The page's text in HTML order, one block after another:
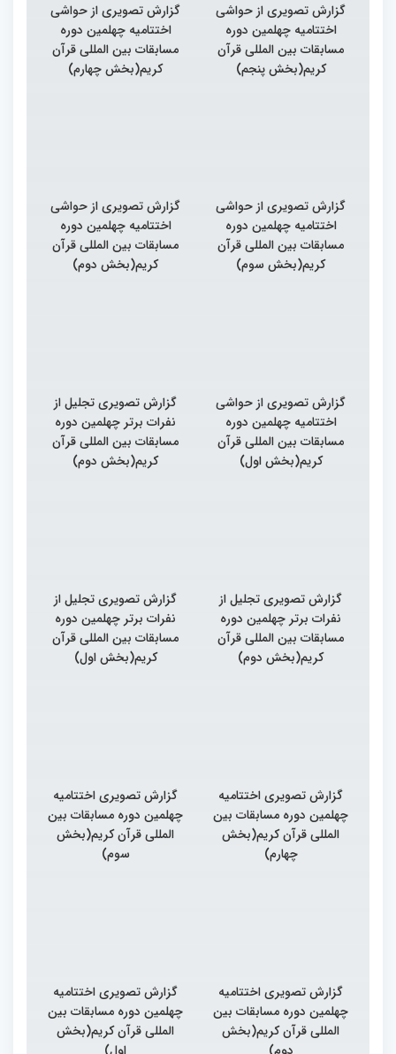
گزارش تصویری از حواشی
اختتامیه چهلمین دوره
مسابقات بین المللی قرآن
کریم(بخش پنجم)
گزارش تصویری از حواشی
اختتامیه چهلمین دوره
مسابقات بین المللی قرآن
کریم(بخش چهارم)
گزارش تصویری از حواشی
اختتامیه چهلمین دوره
مسابقات بین المللی قرآن
کریم(بخش سوم)
گزارش تصویری از حواشی
اختتامیه چهلمین دوره
مسابقات بین المللی قرآن
کریم(بخش دوم)
گزارش تصویری از حواشی
اختتامیه چهلمین دوره
مسابقات بین المللی قرآن
کریم(بخش اول)
گزارش تصویری تجلیل از
نفرات برتر چهلمین دوره
مسابقات بین المللی قرآن
کریم(بخش دوم)
گزارش تصویری تجلیل از
نفرات برتر چهلمین دوره
مسابقات بین المللی قرآن
کریم(بخش دوم)
گزارش تصویری تجلیل از
نفرات برتر چهلمین دوره
مسابقات بین المللی قرآن
کریم(بخش اول)
گزارش تصویری اختتامیه
چهلمین دوره مسابقات بین
المللی قرآن کریم(بخش
چهارم)
گزارش تصویری اختتامیه
چهلمین دوره مسابقات بین
المللی قرآن کریم(بخش
سوم)
گزارش تصویری اختتامیه
چهلمین دوره مسابقات بین
المللی قرآن کریم(بخش
دوم)
گزارش تصویری اختتامیه
چهلمین دوره مسابقات بین
المللی قرآن کریم(بخش
اول)